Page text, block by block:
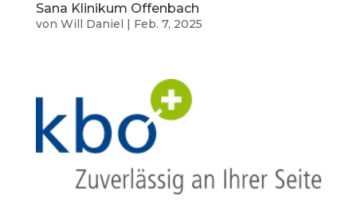
Sana Klinikum Offenbach
von Will Daniel | Feb. 7, 2025